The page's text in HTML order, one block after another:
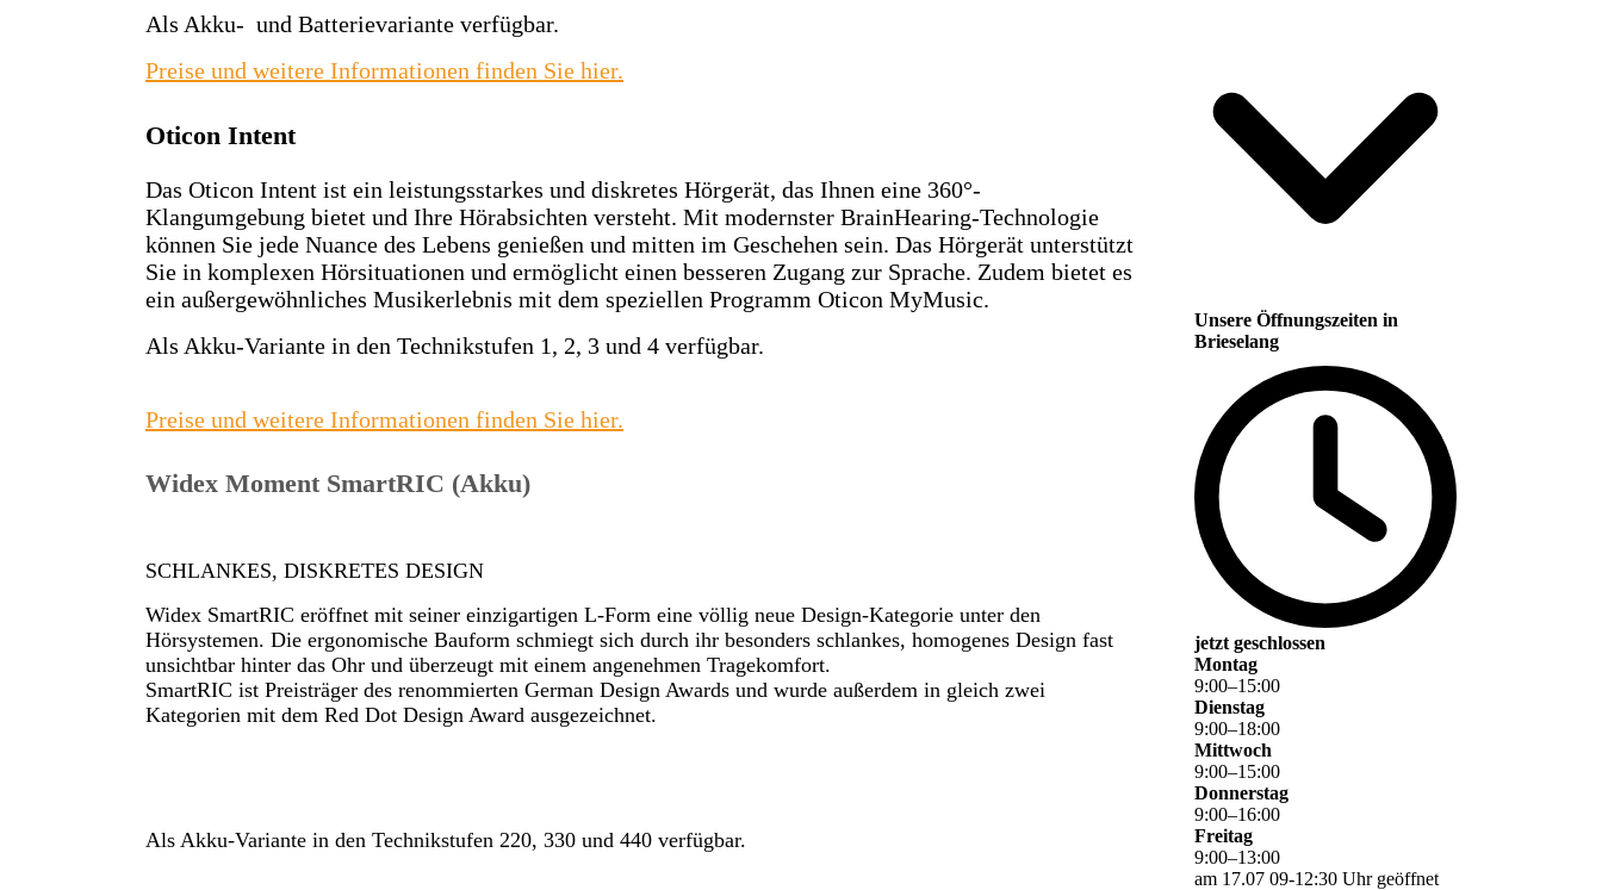
Als Akku- und Batterievariante verfügbar.
Preise und weitere Informationen finden Sie hier.
Oticon Intent
Das Oticon Intent ist ein leistungsstarkes und diskretes Hörgerät, das Ihnen eine 360°-
Klangumgebung bietet und Ihre Hörabsichten versteht. Mit modernster BrainHearing-Technologie
können Sie jede Nuance des Lebens genießen und mitten im Geschehen sein. Das Hörgerät unterstützt
Sie in komplexen Hörsituationen und ermöglicht einen besseren Zugang zur Sprache. Zudem bietet es
ein außergewöhnliches Musikerlebnis mit dem speziellen Programm Oticon MyMusic.
Als Akku-Variante in den Technikstufen 1, 2, 3 und 4 verfügbar.
Preise und weitere Informationen finden Sie hier.
Widex Moment SmartRIC (Akku)
SCHLANKES, DISKRETES DESIGN
Widex SmartRIC eröffnet mit seiner einzigartigen L-Form eine völlig neue Design-Kategorie unter den
Hörsystemen. Die ergonomische Bauform schmiegt sich durch ihr besonders schlankes, homogenes Design fast
unsichtbar hinter das Ohr und überzeugt mit einem angenehmen Tragekomfort.
SmartRIC ist Preisträger des renommierten German Design Awards und wurde außerdem in gleich zwei
Kategorien mit dem Red Dot Design Award ausgezeichnet.
Als Akku-Variante in den Technikstufen 220, 330 und 440 verfügbar.
Unsere Öffnungszeiten in
Brieselang
jetzt geschlossen
Montag
9:00–15:00
Dienstag
9:00–18:00
Mittwoch
9:00–15:00
Donnerstag
9:00–16:00
Freitag
9:00–13:00
am 17.07 09-12:30 Uhr geöffnet